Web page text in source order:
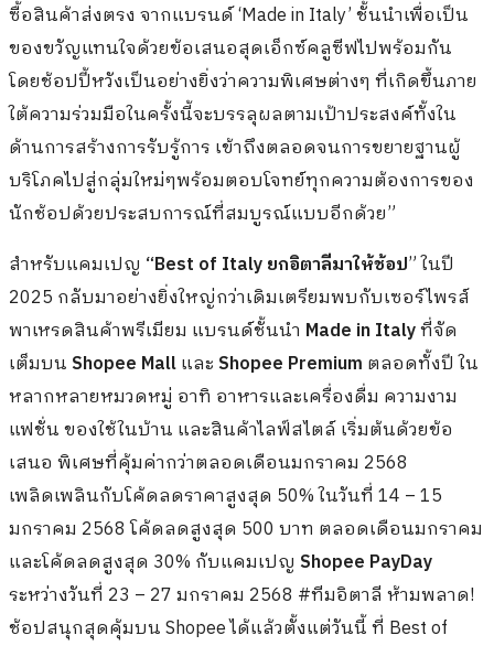
ซื้อสินค้าส่งตรง จากแบรนด์ ‘Made in Italy’ ชั้นนำเพื่อเป็น
ของขวัญแทนใจด้วยข้อเสนอสุดเอ็กซ์คลูซีฟไปพร้อมกัน
โดยช้อปปี้หวังเป็นอย่างยิ่งว่าความพิเศษต่างๆ ที่เกิดขึ้นภาย
ใต้ความร่วมมือในครั้งนี้จะบรรลุผลตามเป้าประสงค์ทั้งใน
ด้านการสร้างการรับรู้การ เข้าถึงตลอดจนการขยายฐานผู้
บริโภคไปสู่กลุ่มใหม่ๆพร้อมตอบโจทย์ทุกความต้องการของ
นักช้อปด้วยประสบการณ์ที่สมบูรณ์แบบอีกด้วย”
สำหรับแคมเปญ “Best of Italy ยกอิตาลีมาให้ช้อป” ในปี
2025 กลับมาอย่างยิ่งใหญ่กว่าเดิมเตรียมพบกับเซอร์ไพรส์
พาเหรดสินค้าพรีเมียม แบรนด์ชั้นนำ Made in Italyที่จัด
เต็มบน Shopee Mallและ Shopee Premium ตลอดทั้งปี ใน
หลากหลายหมวดหมู่ อาทิ อาหารและเครื่องดื่ม ความงาม
แฟชั่น ของใช้ในบ้าน และสินค้าไลฟ์สไตล์ เริ่มต้นด้วยข้อ
เสนอ พิเศษที่คุ้มค่ากว่าตลอดเดือนมกราคม 2568
เพลิดเพลินกับโค้ดลดราคาสูงสุด 50% ในวันที่ 14 – 15
มกราคม 2568 โค้ดลดสูงสุด 500 บาท ตลอดเดือนมกราคม
และโค้ดลดสูงสุด 30% กับแคมเปญ Shopee PayDay
ระหว่างวันที่ 23 – 27 มกราคม 2568 #ทีมอิตาลี ห้ามพลาด!
ช้อปสนุกสุดคุ้มบน Shopee ได้แล้วตั้งแต่วันนี้ ที่ Best of